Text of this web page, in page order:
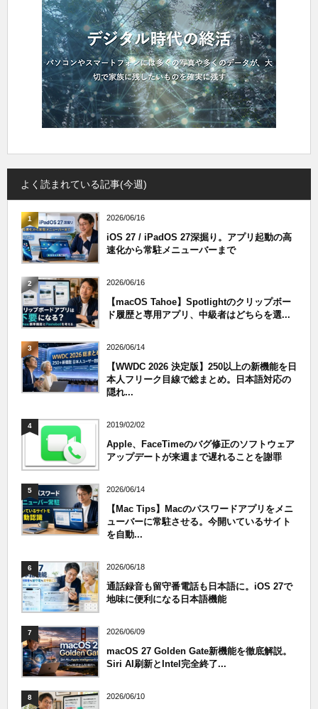
よく読まれている記事(今週)
1 2026/06/16
iOS 27 / iPadOS 27深掘り。アプリ起動の高
速化から常駐メニューバーまで
2 2026/06/16
【macOS Tahoe】Spotlightのクリップボー
ド履歴と専用アプリ、中級者はどちらを選...
3 2026/06/14
【WWDC 2026 決定版】250以上の新機能を日
本人フリーク目線で総まとめ。日本語対応の
隠れ...
4 2019/02/02
Apple、FaceTimeのバグ修正のソフトウェア
アップデートが来週まで遅れることを謝罪
5 2026/06/14
【Mac Tips】Macのパスワードアプリをメニ
ューバーに常駐させる。今開いているサイト
を自動...
6 2026/06/18
通話録音も留守番電話も日本語に。iOS 27で
地味に便利になる日本語機能
7 2026/06/09
macOS 27 Golden Gate新機能を徹底解説。
Siri AI刷新とIntel完全終了...
8 2026/06/10